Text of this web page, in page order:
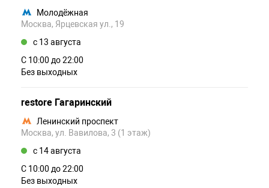
Молодёжная
Москва, Ярцевская ул., 19
c 13 августа
С 10:00 до 22:00
Без выходных
restore Гагаринский
Ленинский проспект
Москва, ул. Вавилова, 3 (1 этаж)
c 14 августа
С 10:00 до 22:00
Без выходных